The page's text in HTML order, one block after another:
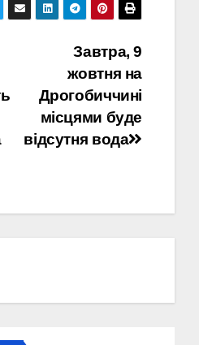
Завтра, 9
жовтня на
Дрогобиччині
місцями буде
відсутня вода